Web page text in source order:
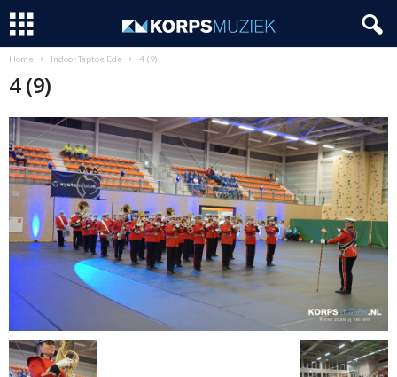
Home Indoor Taptoe Ede 4 (9)
4 (9)